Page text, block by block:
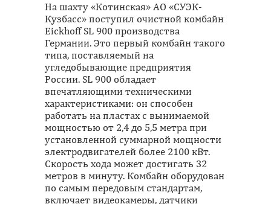
На шахту «Котинская» АО «СУЭК-
Кузбасс» поступил очистной комбайн
Eickhoff SL 900 производства
Германии. Это первый комбайн такого
типа, поставляемый на
угледобывающие предприятия
России. SL 900 обладает
впечатляющими техническими
характеристиками: он способен
работать на пластах с вынимаемой
мощностью от 2,4 до 5,5 метра при
установленной суммарной мощности
электродвигателей более 2100 кВт.
Скорость хода может достигать 32
метров в минуту. Комбайн оборудован
по самым передовым стандартам,
включает видеокамеры, датчики